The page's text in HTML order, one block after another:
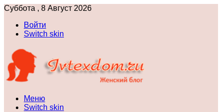
Суббота , 8 Август 2026
Войти
Switch skin
Меню
Switch skin